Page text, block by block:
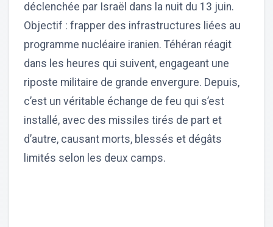
déclenchée par Israël dans la nuit du 13 juin.
Objectif : frapper des infrastructures liées au
programme nucléaire iranien. Téhéran réagit
dans les heures qui suivent, engageant une
riposte militaire de grande envergure. Depuis,
c’est un véritable échange de feu qui s’est
installé, avec des missiles tirés de part et
d’autre, causant morts, blessés et dégâts
limités selon les deux camps.